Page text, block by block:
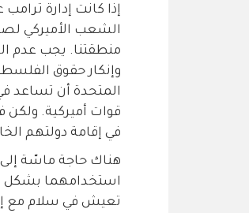
إذا كانت إدارة
الشعب الأميركي
منطقتنا. يجب عدم
وإنكار حقوق
المتحدة أن تساعد
قوات أميركية. ولكن
في إقامة دولتهم
هناك حاجة ماسّة إلى
استخدامهما بشكل
تعيش في سلام مع